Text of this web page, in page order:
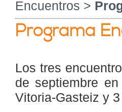
Encuentros >
Programa
Los tres
de septiembre
Vitoria-Gasteiz y